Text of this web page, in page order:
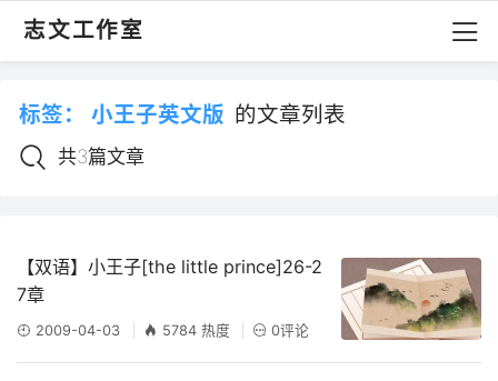
志文工作室
标签： 小王子英文版 的文章列表
共3篇文章
【双语】小王子[the little prince]26-2
7章
2009-04-03 5784 热度 0评论